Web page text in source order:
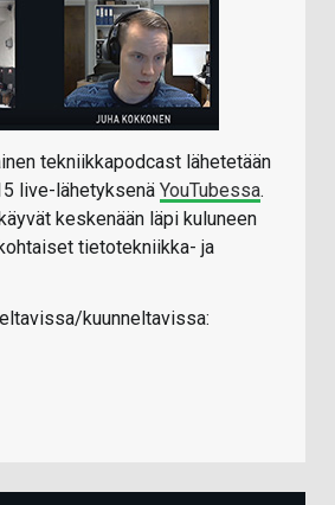
tekniikkapodcast lähetetään
live-lähetyksenä YouTubessa.
keskenään läpi kuluneen
tietotekniikka- ja
kuunneltavissa: